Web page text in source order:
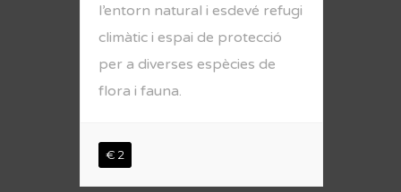
l’entorn natural i esdevé refugi
climàtic i espai de protecció
per a diverses espècies de
flora i fauna.
€ 2